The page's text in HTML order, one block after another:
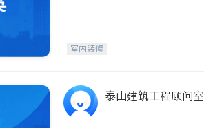
室内装修
泰山建筑工程顾问室